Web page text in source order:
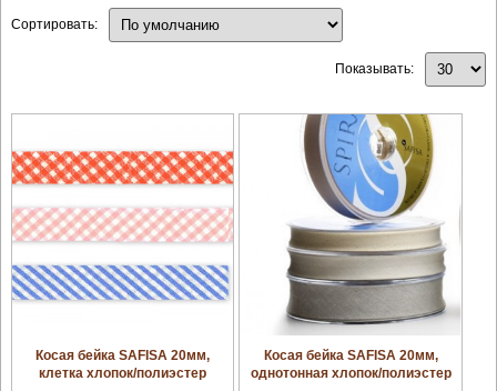
Сортировать:
Показывать:
увеличить
Косая бейка SAFISA 20мм,
клетка хлопок/полиэстер
увеличить
Косая бейка SAFISA 20мм,
однотонная хлопок/полиэстер